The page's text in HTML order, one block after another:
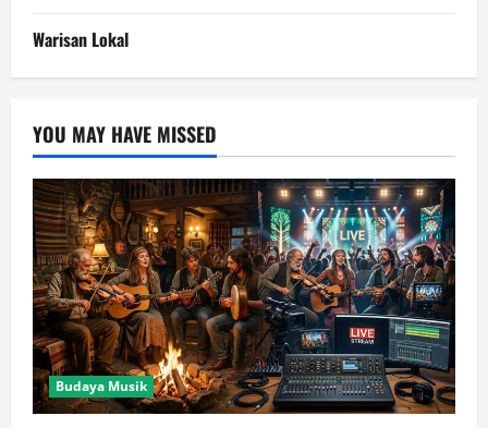
Warisan Lokal
YOU MAY HAVE MISSED
Budaya Musik